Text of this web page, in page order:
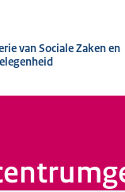
van Sociale Zaken en